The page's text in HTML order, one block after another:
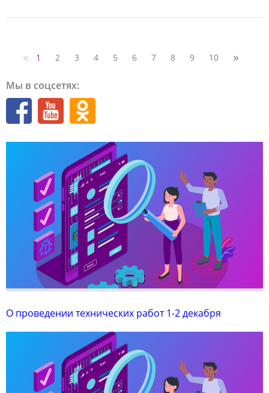
Мы в соцсетях:
О проведении технических работ 1-2 декабря
« 1 2 3 4 5 6 7 8 9 10 »